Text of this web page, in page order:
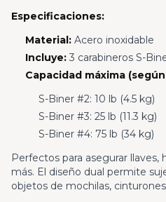
Especificaciones:
Material:Acero inoxidable
Incluye:3 carabineros S-
Capacidad máxima
S-Biner #2: 10 lb (4.5 kg)
S-Biner #3: 25 lb (11.3 kg)
S-Biner #4: 75 lb (34 kg)
Perfectos para asegurar llaves,
más. El diseño dual permite
objetos de mochilas,